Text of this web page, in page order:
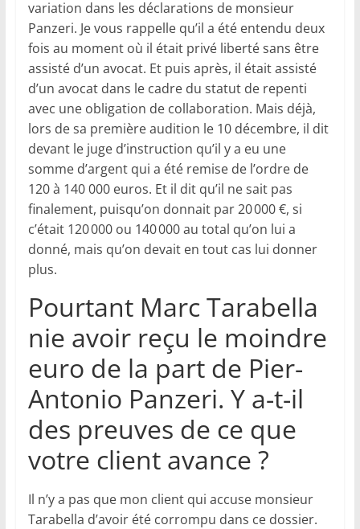
variation dans les déclarations de monsieur
Panzeri. Je vous rappelle qu’il a été entendu deux
fois au moment où il était privé liberté sans être
assisté d’un avocat. Et puis après, il était assisté
d’un avocat dans le cadre du statut de repenti
avec une obligation de collaboration. Mais déjà,
lors de sa première audition le 10 décembre, il dit
devant le juge d’instruction qu’il y a eu une
somme d’argent qui a été remise de l’ordre de
120 à 140 000 euros. Et il dit qu’il ne sait pas
finalement, puisqu’on donnait par 20 000 €, si
c’était 120 000 ou 140 000 au total qu’on lui a
donné, mais qu’on devait en tout cas lui donner
plus.
Pourtant Marc Tarabella
nie avoir reçu le moindre
euro de la part de Pier-
Antonio Panzeri. Y a-t-il
des preuves de ce que
votre client avance ?
Il n’y a pas que mon client qui accuse monsieur
Tarabella d’avoir été corrompu dans ce dossier.